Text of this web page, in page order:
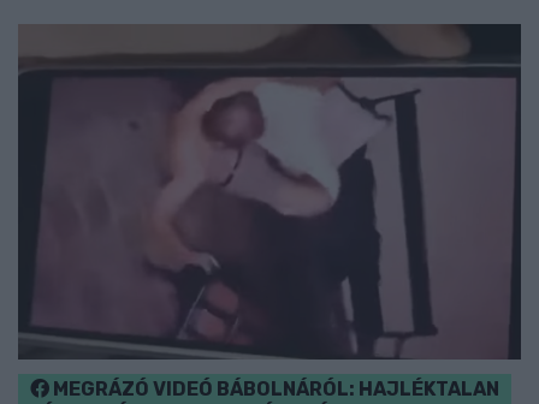
MEGRÁZÓ VIDEÓ BÁBOLNÁRÓL: HAJLÉKTALAN